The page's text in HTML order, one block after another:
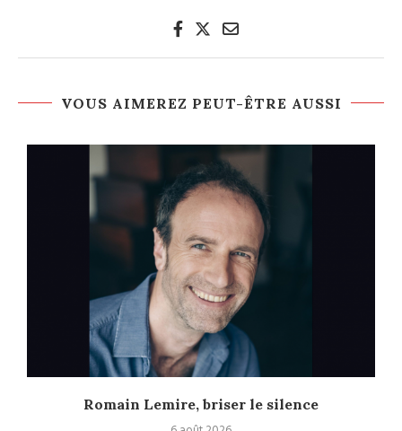
VOUS AIMEREZ PEUT-ÊTRE AUSSI
Romain Lemire, briser le silence